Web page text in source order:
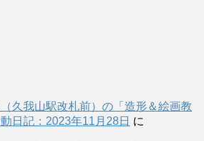
久我山駅改札前）の「造形＆絵画教
日記：2023年11月28日 に